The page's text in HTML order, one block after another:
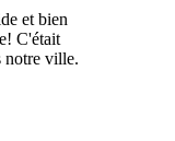
et bien
C'était
notre ville.